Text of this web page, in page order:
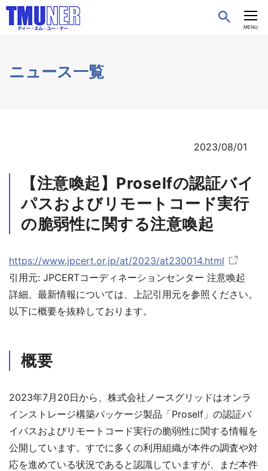
CLOSE
MENU
ニュース一覧
2023/08/01
【注意喚起】Proselfの認証バイ
パスおよびリモートコード実行
の脆弱性に関する注意喚起
https://www.jpcert.or.jp/at/2023/at230014.html
引用元: JPCERTコーディネーションセンター 注意喚起
詳細、最新情報については、上記引用元を参照ください。
以下に概要を抜粋しております。
概要
2023年7月20日から、株式会社ノースグリッドはオンラ
インストレージ構築パッケージ製品「Proself」の認証バ
イパスおよびリモートコード実行の脆弱性に関する情報を
公開しています。すでに多くの利用組織が本件の調査や対
応を進めている状況であると認識していますが、まだ本件